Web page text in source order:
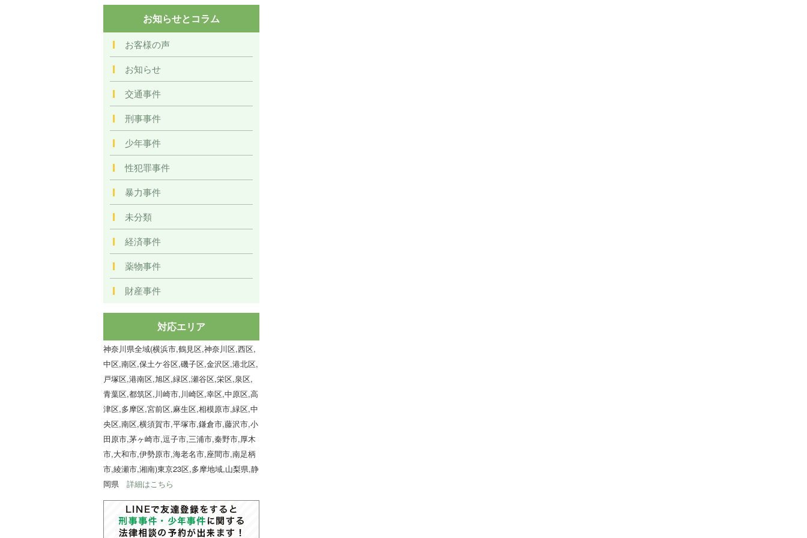
お知らせとコラム
お客様の声
お知らせ
交通事件
刑事事件
少年事件
性犯罪事件
暴力事件
未分類
経済事件
薬物事件
財産事件
対応エリア
神奈川県全域(横浜市,鶴見区,神奈川区,西区,
中区,南区,保土ケ谷区,磯子区,金沢区,港北区,
戸塚区,港南区,旭区,緑区,瀬谷区,栄区,泉区,
青葉区,都筑区,川崎市,川崎区,幸区,中原区,高
津区,多摩区,宮前区,麻生区,相模原市,緑区,中
央区,南区,横須賀市,平塚市,鎌倉市,藤沢市,小
田原市,茅ヶ崎市,逗子市,三浦市,秦野市,厚木
市,大和市,伊勢原市,海老名市,座間市,南足柄
市,綾瀬市,湘南)東京23区,多摩地域,山梨県,静
岡県 詳細はこちら